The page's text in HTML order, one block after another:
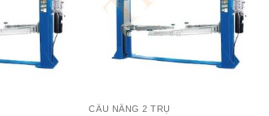
CẦU NÂNG 2 TRỤ